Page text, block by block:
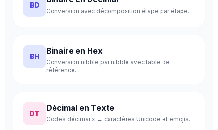
BD
Conversion avec décomposition étape par étape.
BH
Binaire en Hex
Conversion nibble par nibble avec table de
référence.
DT
Décimal en Texte
Codes décimaux → caractères Unicode et emojis.